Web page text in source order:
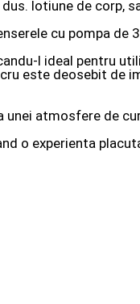
lotiune de corp,
cu pompa de
l ideal pentru
este deosebit de
unei atmosfere de
o experienta